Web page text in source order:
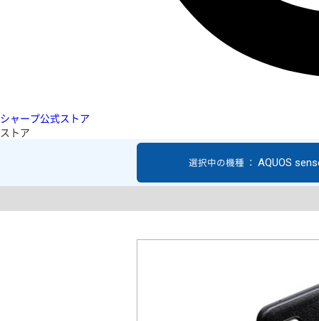
シャープ公式ストア
ストア
選択中の機種 ： AQUOS